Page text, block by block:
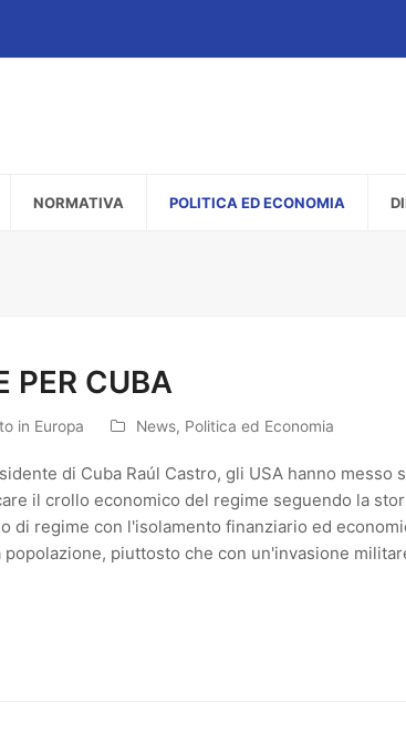
NORMATIVA POLITICA ED ECONOMIA
PER CUBA
in Europa News, Politica ed Economia
di Cuba Raúl Castro, gli USA hanno messo
il crollo economico del regime seguendo la
di regime con l'isolamento finanziario ed
piuttosto che con un'invasione